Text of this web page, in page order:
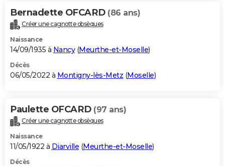
Bricolage
Lifestyle
Culture
Sport
Auto
Television
Voyage
Cinema
Bernadette OFCARD (86 ans)
Créer une cagnotte obsèques
Naissance
14/09/1935 à Nancy(Meurthe-et-Moselle)
Décès
06/05/2022 à Montigny-lès-Metz (Moselle)
Paulette OFCARD (97 ans)
Créer une cagnotte obsèques
Naissance
11/05/1922 à Diarville (Meurthe-et-Moselle)
Décès